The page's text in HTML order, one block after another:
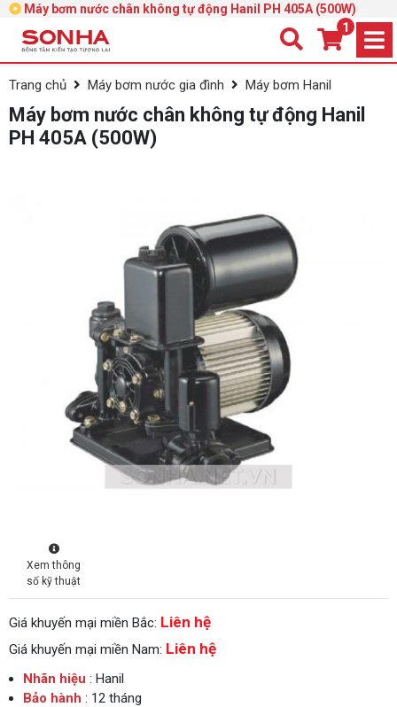
Máy bơm nước chân không tự động Hanil PH 405A (500W)
1
Trang chủ Máy bơm nước gia đình Máy bơm Hanil
Máy bơm nước chân không tự động Hanil
PH 405A (500W)
Xem thông
số kỹ thuật
Giá khuyến mại miền Bắc: Liên hệ
Giá khuyến mại miền Nam: Liên hệ
Nhãn hiệu : Hanil
Bảo hành : 12 tháng